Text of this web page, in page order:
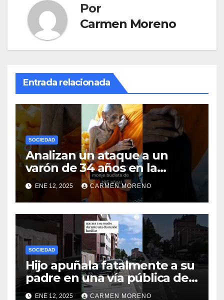
Por
Carmen Moreno
Entrada relacionada
SOCIEDAD
Analizan un ataque a un
varón de 34 años en la
ciudad de Málaga
ENE 12, 2025 CARMEN MORENO
SOCIEDAD
Hijo apuñala fatalmente a su
padre en una vía pública de
Palencia
ENE 12, 2025 CARMEN MORENO